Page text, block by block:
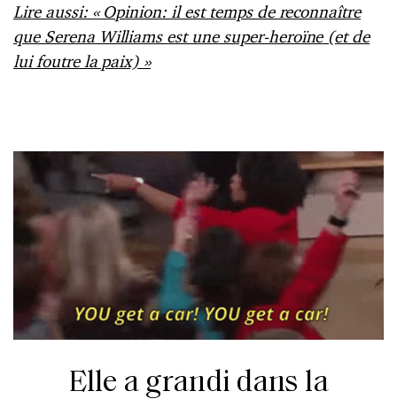
Lire aussi: « Opinion: il est temps de reconnaître
que Serena Williams est une super-heroïne (et de
lui foutre la paix) »
Elle a grandi dans la